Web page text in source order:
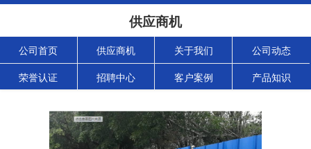
供应商机
公司首页 供应商机 关于我们 公司动态
荣誉认证 招聘中心 客户案例 产品知识